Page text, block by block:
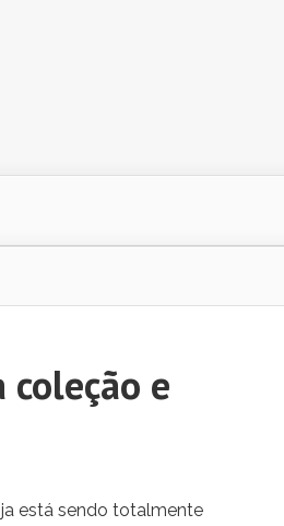
e
está sendo totalmente